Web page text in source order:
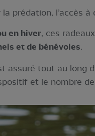
prédation, l’accès
en hiver, ces
et de bénévoles.
assuré tout au long
et le nombre de